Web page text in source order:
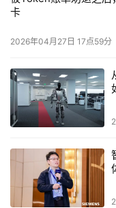
卡
2026年04月27日 17点59分